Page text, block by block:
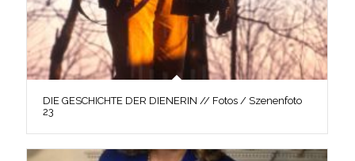
DIE GESCHICHTE DER DIENERIN // Fotos / Szenenfoto
23